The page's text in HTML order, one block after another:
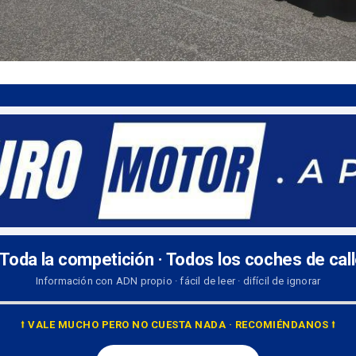
Toda la competición · Todos los coches de
Información con ADN propio · fácil de leer · difícil de ignorar
⭡ VALE MUCHO PERO NO CUESTA NADA · RECOMIÉNDANOS ⭡